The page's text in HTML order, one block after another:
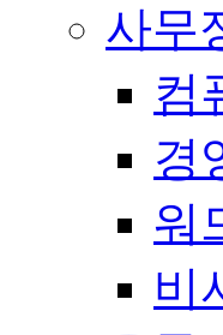
사무
컴
경
워
비